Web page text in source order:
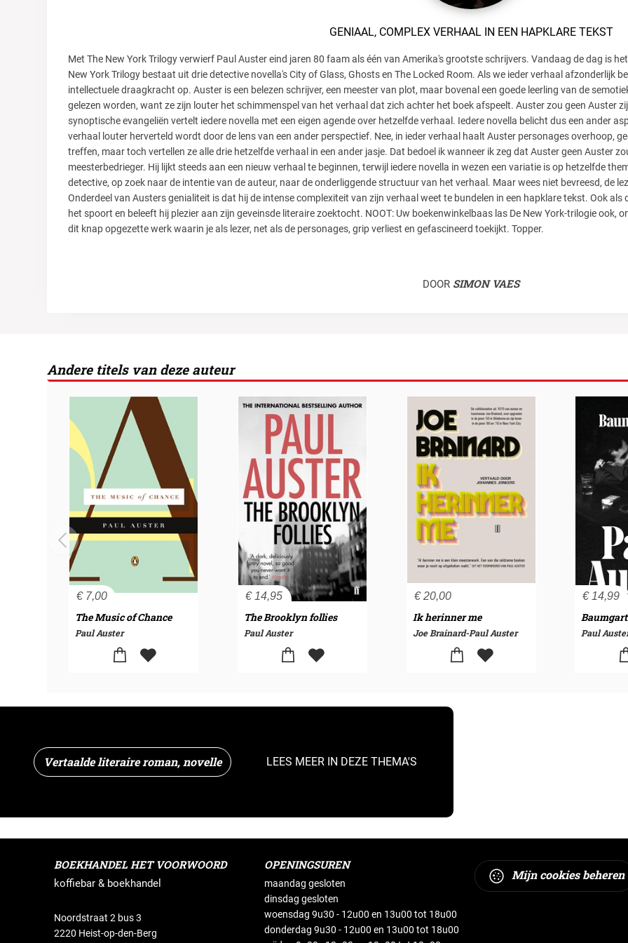
GENIAAL, COMPLEX VERHAAL IN EEN HAPKLARE TEKST
Met The New York Trilogy verwierf Paul Auster eind jaren 80 faam als één van Amerika's grootste schrijvers. Vandaag de dag is
New York Trilogy bestaat uit drie detective novella's City of Glass, Ghosts en The Locked Room. Als we ieder verhaal afzonderlijk
intellectuele draagkracht op. Auster is een belezen schrijver, een meester van plot, maar bovenal een goede leerling van de
gelezen worden, want ze zijn louter het schimmenspel van het verhaal dat zich achter het boek afspeelt. Auster zou geen Auster
synoptische evangeliën vertelt iedere novella met een eigen agende over hetzelfde verhaal. Iedere novella belicht dus een ander
verhaal louter herverteld wordt door de lens van een ander perspectief. Nee, in ieder verhaal haalt Auster personages overhoop,
treffen, maar toch vertellen ze alle drie hetzelfde verhaal in een ander jasje. Dat bedoel ik wanneer ik zeg dat Auster geen Auster
meesterbedrieger. Hij lijkt steeds aan een nieuw verhaal te beginnen, terwijl iedere novella in wezen een variatie is op hetzelfde
detective, op zoek naar de intentie van de auteur, naar de onderliggende structuur van het verhaal. Maar wees niet bevreesd, de
Onderdeel van Austers genialiteit is dat hij de intense complexiteit van zijn verhaal weet te bundelen in een hapklare tekst. Ook
het spoort en beleeft hij plezier aan zijn geveinsde literaire zoektocht. NOOT: Uw boekenwinkelbaas las De New York-trilogie ook,
dit knap opgezette werk waarin je als lezer, net als de personages, grip verliest en gefascineerd toekijkt. Topper.
DOOR SIMON VAES
Andere titels van deze auteur
€7,00
The Music of Chance
Paul Auster
€14,95
The Brooklyn follies
Paul Auster
€20,00
Ik herinner me
Joe Brainard-Paul Auster
€14,99
Paul
Vertaalde literaire roman, novelle LEES MEER IN DEZE THEMA'S
BOEKHANDEL HET VOORWOORD
koffiebar & boekhandel
Noordstraat 2 bus 3
2220 Heist-op-den-Berg
OPENINGSUREN
maandag gesloten
dinsdag gesloten
woensdag 9u30 - 12u00 en 13u00 tot 18u00
donderdag 9u30 - 12u00 en 13u00 tot 18u00
Mijn cookies beheren